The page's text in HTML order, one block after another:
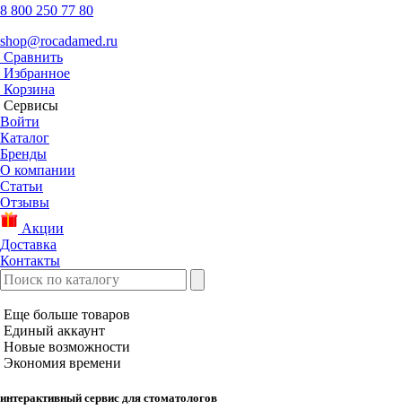
8 800 250 77 80
shop@rocadamed.ru
Сравнить
Избранное
Корзина
Сервисы
Войти
Каталог
Бренды
О компании
Статьи
Отзывы
Акции
Доставка
Контакты
Еще больше товаров
Единый аккаунт
Новые возможности
Экономия времени
интерактивный сервис для стоматологов